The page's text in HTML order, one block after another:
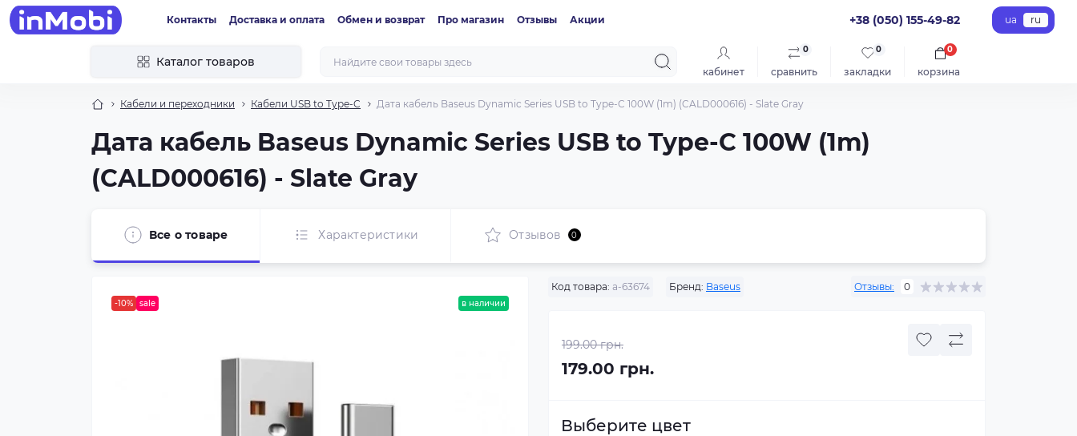
Контакты Доставка и оплата Обмен и возврат Про магазин Отзывы Акции +38 (050) 155-49-82 ua ru
Каталог товаров
кабинет сравнить
0
закладки
0
корзина
0
Кабели и переходники Кабели USB to Type-C Дата кабель Baseus Dynamic Series USB to Type-C 100W (1m) (CALD000616) - Slate Gray
Дата кабель Baseus Dynamic Series USB to Type-C 100W (1m)
(CALD000616) - Slate Gray
Все о товаре Характеристики Отзывов 0
-10% sale в наличии
Код товара: a-63674 Бренд: Baseus Отзывы: 0
199.00 грн.
179.00 грн.
Выберите цвет